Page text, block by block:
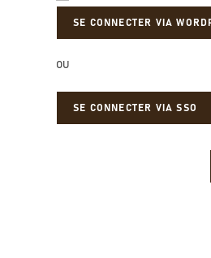
OU
SE CONNECTER VIA SSO